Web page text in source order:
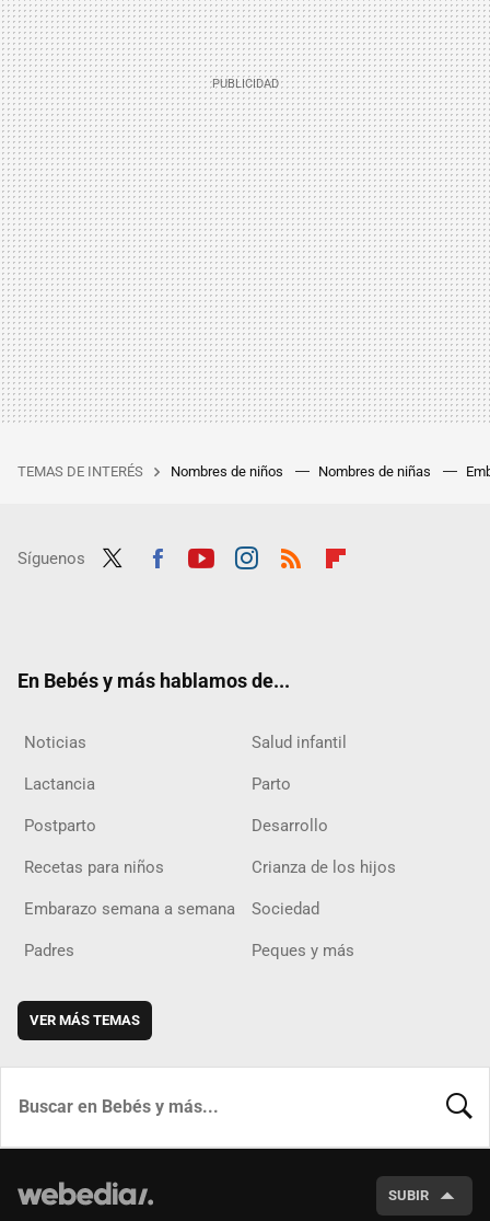
TEMAS DE INTERÉS Nombres de niños Nombres de niñas
Síguenos
En Bebés y más hablamos de...
Noticias Salud infantil
Lactancia Parto
Postparto Desarrollo
Recetas para niños Crianza de los hijos
Embarazo semana a semana Sociedad
Padres Peques y más
VER MÁS TEMAS
SUBIR